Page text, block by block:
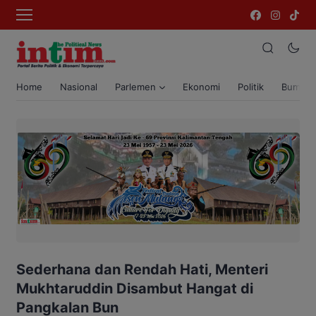
Home Nasional Parlemen Ekonomi Politik Bumi
Sederhana dan Rendah Hati, Menteri
Mukhtaruddin Disambut Hangat di
Pangkalan Bun